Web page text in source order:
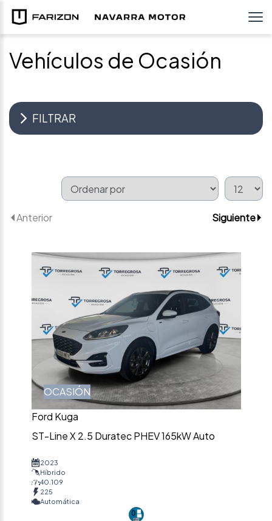
Vehículos de Ocasión
FILTRAR
Anterior Siguiente
OCASIÓN
Ford Kuga
ST-Line X 2.5 Duratec PHEV 165kW Auto
2023
Híbrido
40.109
225
Automática